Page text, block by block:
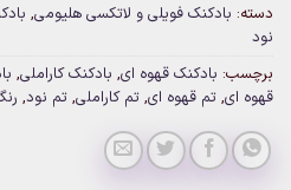
دسته: بادکنک فویلی و لاتکسی هلیومی,
نود
برچسب: بادکنک قهوه ای, بادکنک کاراملی,
قهوه ای, تم قهوه ای, تم کاراملی, تم نود,